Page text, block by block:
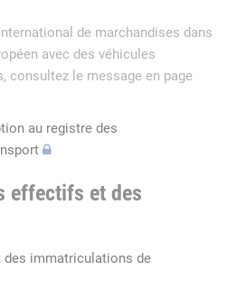
de marchandises dans
avec des véhicules
consultez le message en page
au registre des
effectifs et des
immatriculations de